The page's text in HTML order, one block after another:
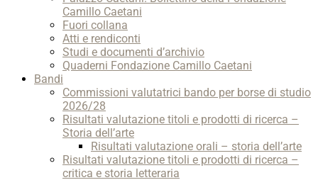
Camillo Caetani
Fuori collana
Atti e rendiconti
Studi e documenti d’archivio
Quaderni Fondazione Camillo Caetani
Bandi
Commissioni valutatrici bando per borse di studio
2026/28
Risultati valutazione titoli e prodotti di ricerca –
Storia dell’arte
Risultati valutazione orali – storia dell’arte
Risultati valutazione titoli e prodotti di ricerca –
critica e storia letteraria